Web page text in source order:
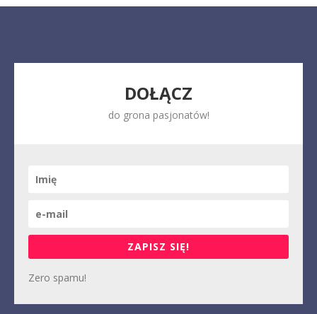
DOŁĄCZ
do grona pasjonatów!
ZAPISZ SIĘ!
Zero spamu!